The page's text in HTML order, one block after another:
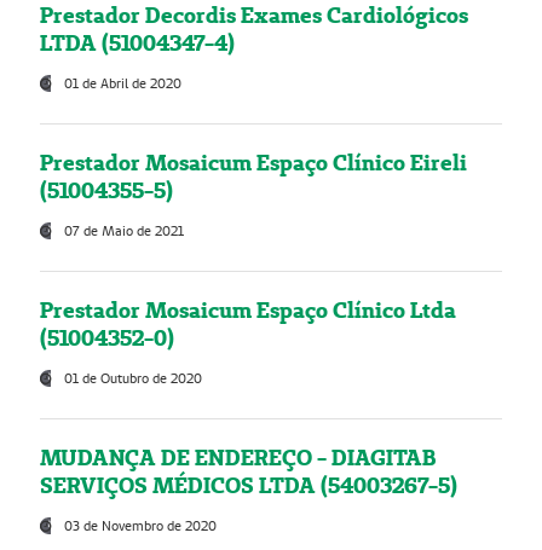
Prestador Decordis Exames Cardiológicos
LTDA (51004347-4)
01 de Abril de 2020
Prestador Mosaicum Espaço Clínico Eireli
(51004355-5)
07 de Maio de 2021
Prestador Mosaicum Espaço Clínico Ltda
(51004352-0)
01 de Outubro de 2020
MUDANÇA DE ENDEREÇO - DIAGITAB
SERVIÇOS MÉDICOS LTDA (54003267-5)
03 de Novembro de 2020